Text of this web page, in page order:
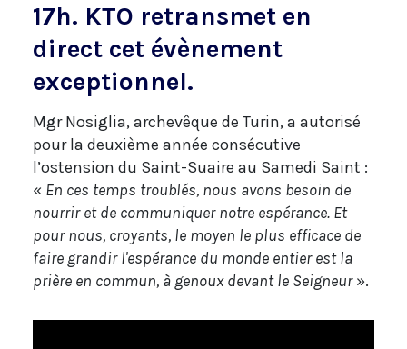
17h. KTO retransmet en
direct cet évènement
exceptionnel.
Mgr Nosiglia, archevêque de Turin, a autorisé
pour la deuxième année consécutive
l’ostension du Saint-Suaire au Samedi Saint :
« En ces temps troublés, nous avons besoin de
nourrir et de communiquer notre espérance. Et
pour nous, croyants, le moyen le plus efficace de
faire grandir l'espérance du monde entier est la
prière en commun, à genoux devant le Seigneur».